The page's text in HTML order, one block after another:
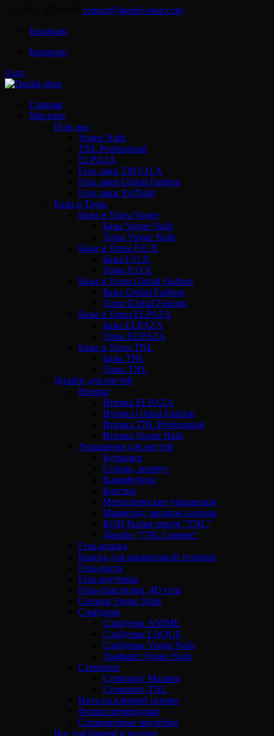
contact@daniel-shop.com
Instagram
Instagram
0 шт.
Главная
Магазин
Гель-лак
Vogue Nails
TNL Professional
ELPAZA
Гель лаки ТМ F.O.X
Гель лаки Global Fashion
Гель лаки Yo!Nails
Базы и Топы
Базы и Топы Vogue
Базы Vogue Nails
Топы Vogue Nails
Базы и Топы F.O.X
Базы F.O.X
Топы F.O.X
Базы и Топы Global Fashion
Базы Global Fashion
Топы Global Fashion
Базы и Топы ELPAZA
Базы ELPAZA
Топы ELPAZA
Базы и Топы TNL
Базы TNL
Топы TNL
Дизайн для ногтей
Втирка
Втирка ELPAZA
Втирка Global Fashion
Втирка TNL Professional
Втирка Vogue Nails
Украшения для ногтей
Бульонки
Стразы, жемчуг
Камифубуки
Блестки
Металлические украшения
Мармелад, меланж-сахарок
КОИ Рыбья чешуя “TNL”
Дизайн “TNL Сияние”
Гель-краска
Краска для акварельной техники
Гель-паста
Гель-паутинка
Гель-пластилин, 4D гель
Снежок Vogue Nails
Слайдеры
Слайдеры ANIME
Слайдеры LAQUE
Слайдеры Vogue Nails
Трафарет Vogue Nails
Стемпинг
Стемпинг Малина
Стемпинг-TNL
Нить на клеевой основе
Фольга переводная
Силиконовые наклейки
Все для бровей и ресниц